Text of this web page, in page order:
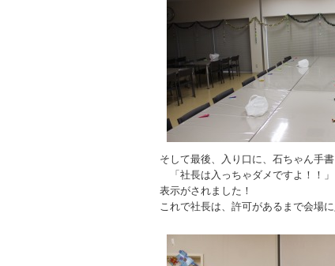
そして最後、入り口に、石ちゃん手書
「社長は入っちゃダメですよ！！」
表示がされました！
これで社長は、許可があるまで会場